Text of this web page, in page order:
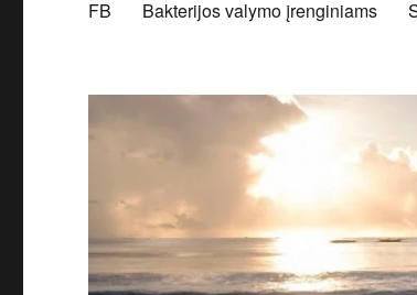
FB Bakterijos valymo įrenginiams